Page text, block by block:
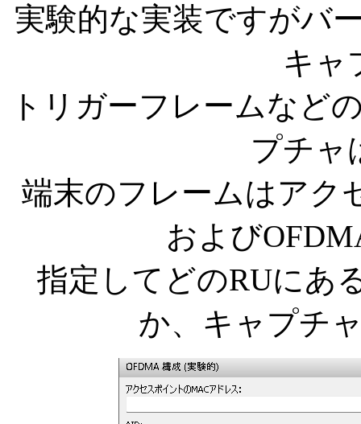
実験的な実装ですがバ
キャ
トリガーフレームなど
プチャ
端末のフレームはアク
および
指定してどのRUにあ
か、キャプチ